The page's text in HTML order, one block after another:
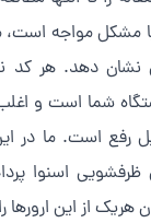
مشکل مواجه
نشان دهد. هر کد
شما است و
رفع است. ما در
ظرفشویی اسنوا
از این ارورها